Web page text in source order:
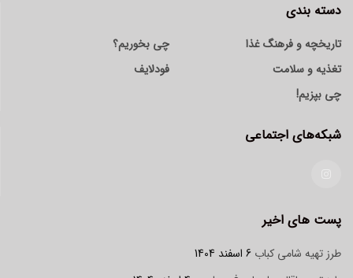
دسته بندی
تاریخچه و فرهنگ غذا
تغذیه و سلامت
چی بپزیم!
چی بخوریم؟
فودلایف
شبکه‌های اجتماعی
پست های اخیر
طرز تهیه شامی کباب 6 اسفند 1404